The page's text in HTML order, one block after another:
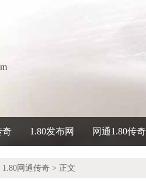
奇 1.80发布网 网通1.80传奇
1.80网通传奇 > 正文